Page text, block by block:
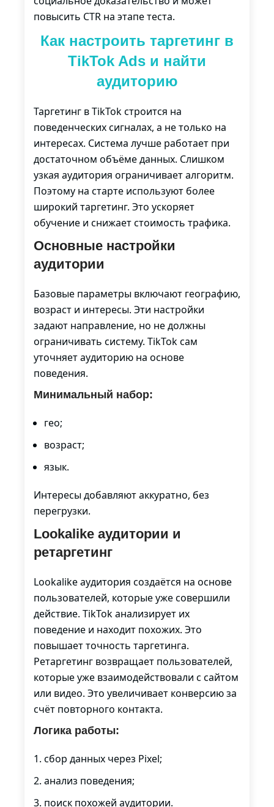
повысить CTR на этапе теста.
Как настроить таргетинг в
TikTok Ads и найти
аудиторию
Таргетинг в TikTok строится на
поведенческих сигналах, а не только на
интересах. Система лучше работает при
достаточном объёме данных. Слишком
узкая аудитория ограничивает алгоритм.
Поэтому на старте используют более
широкий таргетинг. Это ускоряет
обучение и снижает стоимость трафика.
Основные настройки
аудитории
Базовые параметры включают географию,
возраст и интересы. Эти настройки
задают направление, но не должны
ограничивать систему. TikTok сам
уточняет аудиторию на основе
поведения.
Минимальный набор:
гео;
возраст;
язык.
Интересы добавляют аккуратно, без
перегрузки.
Lookalike аудитории и
ретаргетинг
Lookalike аудитория создаётся на основе
пользователей, которые уже совершили
действие. TikTok анализирует их
поведение и находит похожих. Это
повышает точность таргетинга.
Ретаргетинг возвращает пользователей,
которые уже взаимодействовали с сайтом
или видео. Это увеличивает конверсию за
счёт повторного контакта.
Логика работы:
сбор данных через Pixel;
анализ поведения;
поиск похожей аудитории.